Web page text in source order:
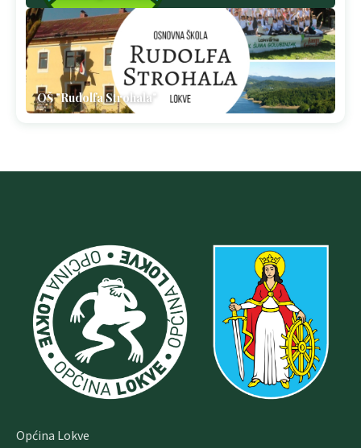
OŠ "Rudolfa Strohala"
Općina Lokve